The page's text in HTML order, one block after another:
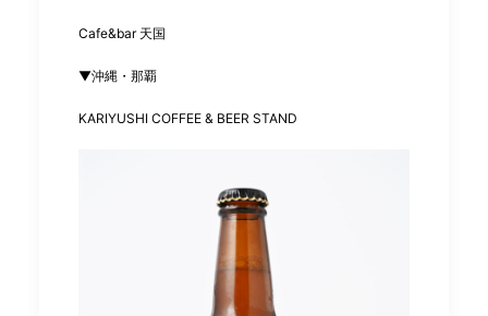
Cafe&bar 天国
▼沖縄・那覇
KARIYUSHI COFFEE & BEER STAND